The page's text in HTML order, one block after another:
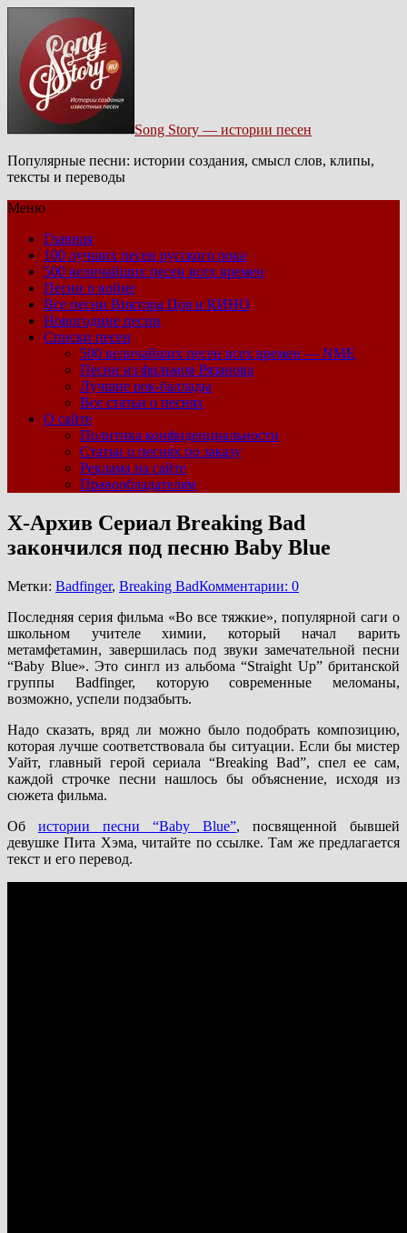
Song Story — истории песен
Популярные песни: истории создания, смысл слов, клипы,
тексты и переводы
Меню
Главная
100 лучших песен русского рока
500 величайших песен всех времен
Песни о войне
Все песни Виктора Цоя и КИНО
Новогодние песни
Списки песен
500 величайших песен всех времен — NME
Песни из фильмов Рязанова
Лучшие рок-баллады
Все статьи о песнях
О сайте
Политика конфиденциальности
Статьи о песнях по заказу
Реклама на сайте
Правообладателям
Х-Архив Сериал Breaking Bad
закончился под песню Baby Blue
Метки: Badfinger, Breaking BadКомментарии: 0
Последняя серия фильма «Во все тяжкие», популярной саги о
школьном учителе химии, который начал варить
метамфетамин, завершилась под звуки замечательной песни
“Baby Blue». Это сингл из альбома “Straight Up” британской
группы Badfinger, которую современные меломаны,
возможно, успели подзабыть.
Надо сказать, вряд ли можно было подобрать композицию,
которая лучше соответствовала бы ситуации. Если бы мистер
Уайт, главный герой сериала “Breaking Bad”, спел ее сам,
каждой строчке песни нашлось бы объяснение, исходя из
сюжета фильма.
Об истории песни “Baby Blue”, посвященной бывшей
девушке Пита Хэма, читайте по ссылке. Там же предлагается
текст и его перевод.